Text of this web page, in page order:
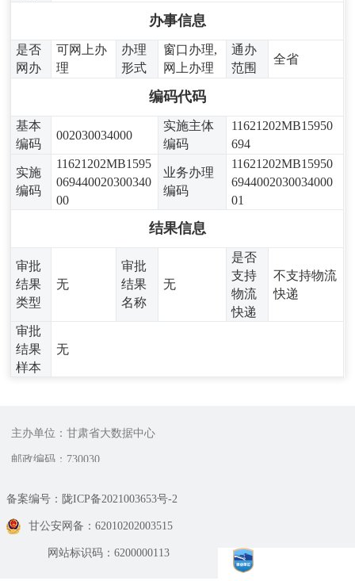
办事信息
是否
网办
可网上办
理
办理
形式
窗口办理,
网上办理
通办
范围
全省
编码代码
基本
编码
002030034000
实施主体
编码
11621202MB15950
694
实施
编码
11621202MB1595
069440020300340
00
业务办理
编码
11621202MB15950
6944002030034000
01
结果信息
审批
结果
类型
无
审批
结果
名称
无
是否
支持
物流
快递
不支持物流
快递
审批
结果
样本
无
主办单位：甘肃省大数据中心
邮政编码：730030
备案编号：陇ICP备2021003653号-2
甘公安网备：62010202003515
网站标识码：6200000113